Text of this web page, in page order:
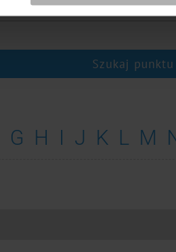
Szukaj punktu
G H I J K L M